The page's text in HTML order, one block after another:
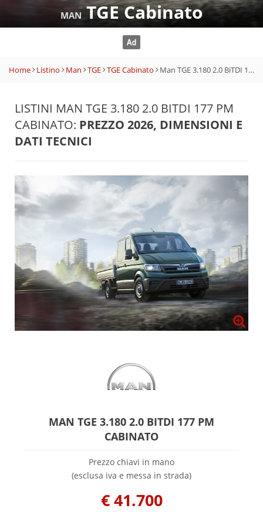
MANTGE Cabinato
Home Listino Man TGE TGE Cabinato Man TGE 3.180 2.0 BiTDI 177 PM Cabinato
LISTINI MAN TGE 3.180 2.0 BITDI 177 PM
CABINATO: PREZZO 2026, DIMENSIONI E
DATI TECNICI
MAN TGE 3.180 2.0 BITDI 177 PM
CABINATO
Prezzo chiavi in mano
(esclusa iva e messa in strada)
€41.700